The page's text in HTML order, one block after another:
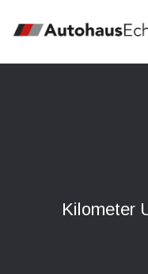
Kilometer